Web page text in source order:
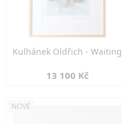
Kulhánek Oldřich - Waiting
13 100 Kč
NOVÉ